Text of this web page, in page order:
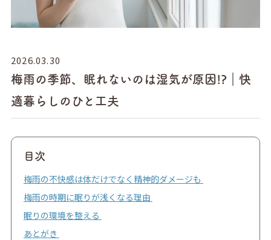
2026.03.30
梅雨の季節、眠れないのは湿気が原因!?｜快
適暮らしのひと工夫
目次
梅雨の不快感は体だけでなく精神的ダメージも
梅雨の時期に眠りが浅くなる理由
眠りの環境を整える
あとがき